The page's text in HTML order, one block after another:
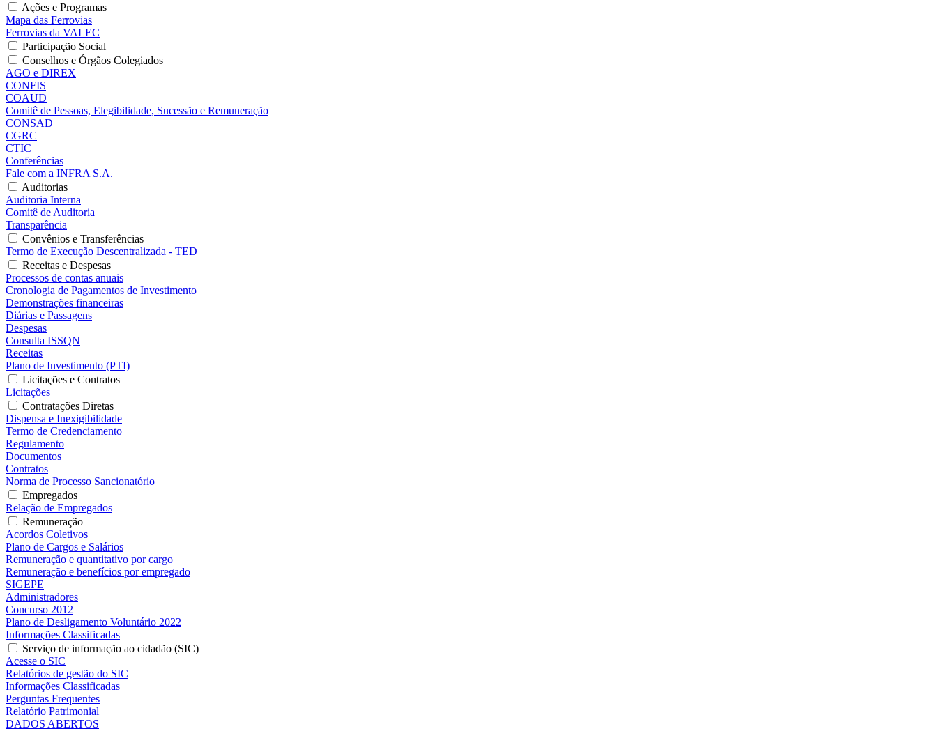
Ações e Programas
Mapa das Ferrovias
Ferrovias da VALEC
Participação Social
Conselhos e Órgãos Colegiados
AGO e DIREX
CONFIS
COAUD
Comitê de Pessoas, Elegibilidade, Sucessão e Remuneração
CONSAD
CGRC
CTIC
Conferências
Fale com a INFRA S.A.
Auditorias
Auditoria Interna
Comitê de Auditoria
Transparência
Convênios e Transferências
Termo de Execução Descentralizada - TED
Receitas e Despesas
Processos de contas anuais
Cronologia de Pagamentos de Investimento
Demonstrações financeiras
Diárias e Passagens
Despesas
Consulta ISSQN
Receitas
Plano de Investimento (PTI)
Licitações e Contratos
Licitações
Contratações Diretas
Dispensa e Inexigibilidade
Termo de Credenciamento
Regulamento
Documentos
Contratos
Norma de Processo Sancionatório
Empregados
Relação de Empregados
Remuneração
Acordos Coletivos
Plano de Cargos e Salários
Remuneração e quantitativo por cargo
Remuneração e benefícios por empregado
SIGEPE
Administradores
Concurso 2012
Plano de Desligamento Voluntário 2022
Informações Classificadas
Serviço de informação ao cidadão (SIC)
Acesse o SIC
Relatórios de gestão do SIC
Informações Classificadas
Perguntas Frequentes
Relatório Patrimonial
DADOS ABERTOS